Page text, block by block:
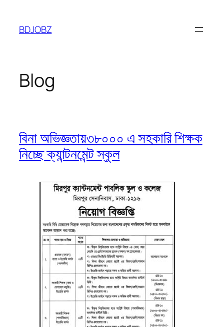
content
BDJOBZ
Blog
বিনা অভিজ্ঞতায়৩৮০০০ এ সহকারি শিক্ষক
নিচ্ছে ক্যান্টনমেন্ট স্কুল